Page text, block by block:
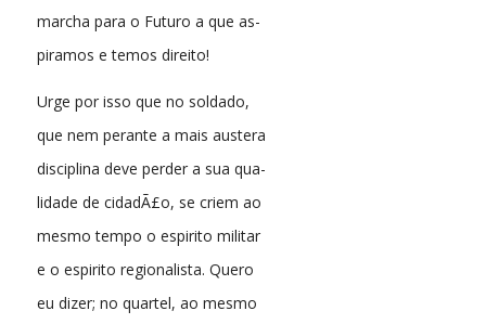
marcha para o Futuro a que as-
piramos e temos direito!
Urge por isso que no soldado,
que nem perante a mais austera
disciplina deve perder a sua qua-
lidade de cidadÃ£o, se criem ao
mesmo tempo o espirito militar
e o espirito regionalista. Quero
eu dizer; no quartel, ao mesmo